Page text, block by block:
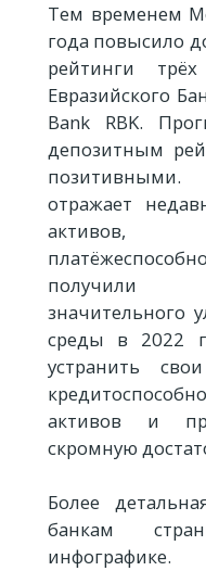
Тем временем
года повысило
рейтинги трёх
Евразийского
Bank RBK.
депозитным
позитивными.
отражает
активов,
получили
значительного
среды в 2022
устранить
активов и
скромную
Более
банкам
инфографике.